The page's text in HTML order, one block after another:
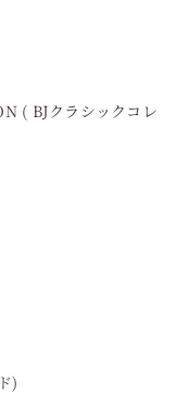
( BJクラシックコレ
)